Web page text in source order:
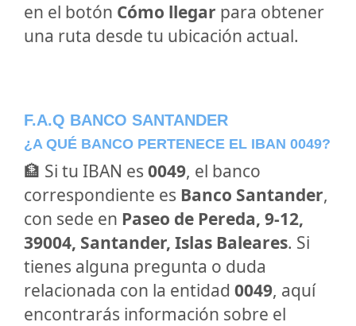
en el botón Cómo llegar para obtener
una ruta desde tu ubicación actual.
F.A.Q BANCO SANTANDER
¿A QUÉ BANCO PERTENECE EL IBAN 0049?
🏦 Si tu IBAN es 0049, el banco
correspondiente es Banco Santander,
con sede en Paseo de Pereda, 9-12,
39004, Santander, Islas Baleares. Si
tienes alguna pregunta o duda
relacionada con la entidad 0049, aquí
encontrarás información sobre el